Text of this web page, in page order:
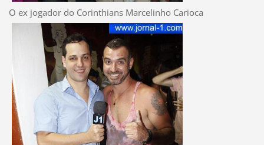
O ex jogador do Corinthians Marcelinho Carioca